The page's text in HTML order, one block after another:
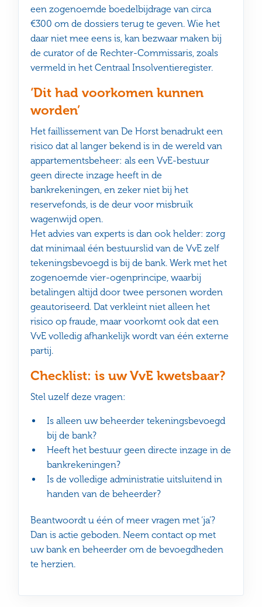
een zogenoemde boedelbijdrage van circa
€300 om de dossiers terug te geven. Wie het
daar niet mee eens is, kan bezwaar maken bij
de curator of de Rechter-Commissaris, zoals
vermeld in het Centraal Insolventieregister.
‘Dit had voorkomen kunnen
worden’
Het faillissement van De Horst benadrukt een
risico dat al langer bekend is in de wereld van
appartementsbeheer: als een VvE-bestuur
geen directe inzage heeft in de
bankrekeningen, en zeker niet bij het
reservefonds, is de deur voor misbruik
wagenwijd open.
Het advies van experts is dan ook helder: zorg
dat minimaal één bestuurslid van de VvE zelf
tekeningsbevoegd is bij de bank. Werk met het
zogenoemde vier-ogenprincipe, waarbij
betalingen altijd door twee personen worden
geautoriseerd. Dat verkleint niet alleen het
risico op fraude, maar voorkomt ook dat een
VvE volledig afhankelijk wordt van één externe
partij.
Checklist: is uw VvE kwetsbaar?
Stel uzelf deze vragen:
Is alleen uw beheerder tekeningsbevoegd
bij de bank?
Heeft het bestuur geen directe inzage in de
bankrekeningen?
Is de volledige administratie uitsluitend in
handen van de beheerder?
Beantwoordt u één of meer vragen met ‘ja’?
Dan is actie geboden. Neem contact op met
uw bank en beheerder om de bevoegdheden
te herzien.